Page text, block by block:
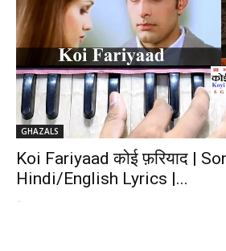
GHAZALS
Koi Fariyaad कोई फ़रियाद |
Hindi/English Lyrics |...
-